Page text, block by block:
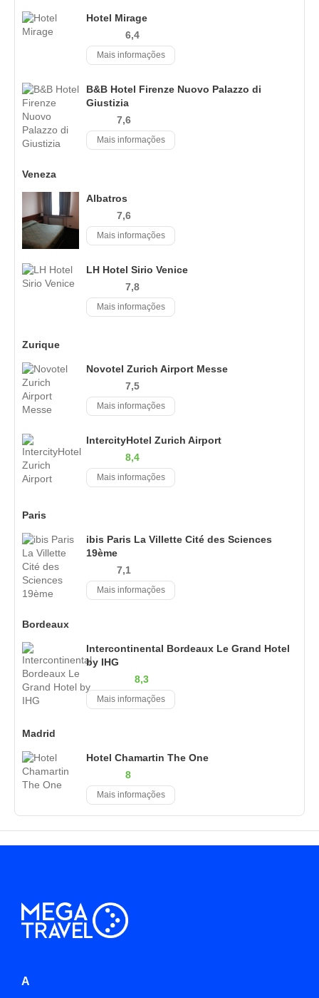
Hotel Mirage
6,4
Mais informações
B&B Hotel Firenze Nuovo Palazzo di
Giustizia
7,6
Mais informações
Veneza
Albatros
7,6
Mais informações
LH Hotel Sirio Venice
7,8
Mais informações
Zurique
Novotel Zurich Airport Messe
7,5
Mais informações
IntercityHotel Zurich Airport
8,4
Mais informações
Paris
ibis Paris La Villette Cité des Sciences
19ème
7,1
Mais informações
Bordeaux
Intercontinental Bordeaux Le Grand Hotel
by IHG
8,3
Mais informações
Madrid
Hotel Chamartin The One
8
Mais informações
A